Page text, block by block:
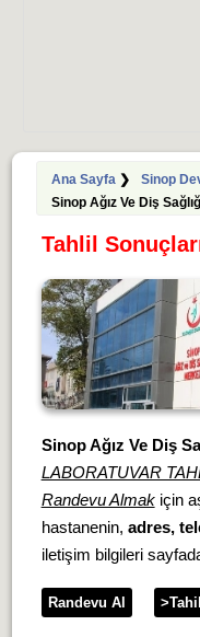
Ana Sayfa❯ Sinop
Sinop Ağız Ve Diş
Tahlil
Sinop Ağız Ve Diş
LABORATUVAR
Randevu Almakiçin
hastanenin, adres,
iletişim bilgileri
Randevu Al